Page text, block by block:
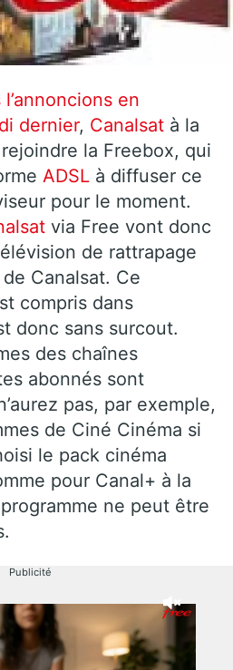
en
dernier, Canalsat à la
la Freebox, qui
ADSL à diffuser ce
pour le moment.
via Free vont donc
de rattrapage
Canalsat. Ce
compris dans
donc sans surcout.
des chaînes
abonnés sont
pas, par exemple,
de Ciné Cinéma si
le pack cinéma
pour Canal+ à la
ne peut être
Publicité